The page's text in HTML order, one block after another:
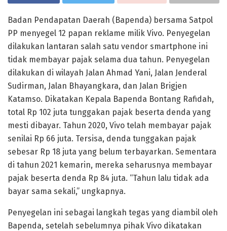
Badan Pendapatan Daerah (Bapenda) bersama Satpol
PP menyegel 12 papan reklame milik Vivo. Penyegelan
dilakukan lantaran salah satu vendor smartphone ini
tidak membayar pajak selama dua tahun. Penyegelan
dilakukan di wilayah Jalan Ahmad Yani, Jalan Jenderal
Sudirman, Jalan Bhayangkara, dan Jalan Brigjen
Katamso. Dikatakan Kepala Bapenda Bontang Rafidah,
total Rp 102 juta tunggakan pajak beserta denda yang
mesti dibayar. Tahun 2020, Vivo telah membayar pajak
senilai Rp 66 juta. Tersisa, denda tunggakan pajak
sebesar Rp 18 juta yang belum terbayarkan. Sementara
di tahun 2021 kemarin, mereka seharusnya membayar
pajak beserta denda Rp 84 juta. “Tahun lalu tidak ada
bayar sama sekali,” ungkapnya.
Penyegelan ini sebagai langkah tegas yang diambil oleh
Bapenda, setelah sebelumnya pihak Vivo dikatakan